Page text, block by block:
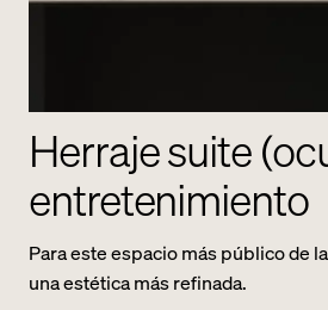
Herraje suite
entretenimiento
Para este espacio más público de
una estética más refinada.